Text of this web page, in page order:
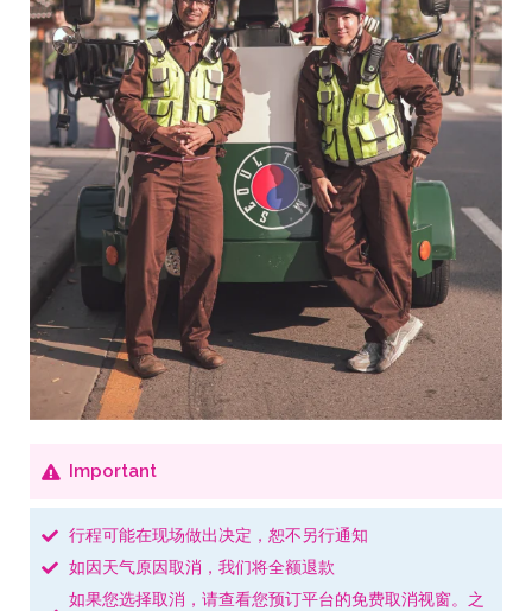
Important
行程可能在现场做出决定，恕不另行通知
如因天气原因取消，我们将全额退款
如果您选择取消，请查看您预订平台的免费取消视窗。之